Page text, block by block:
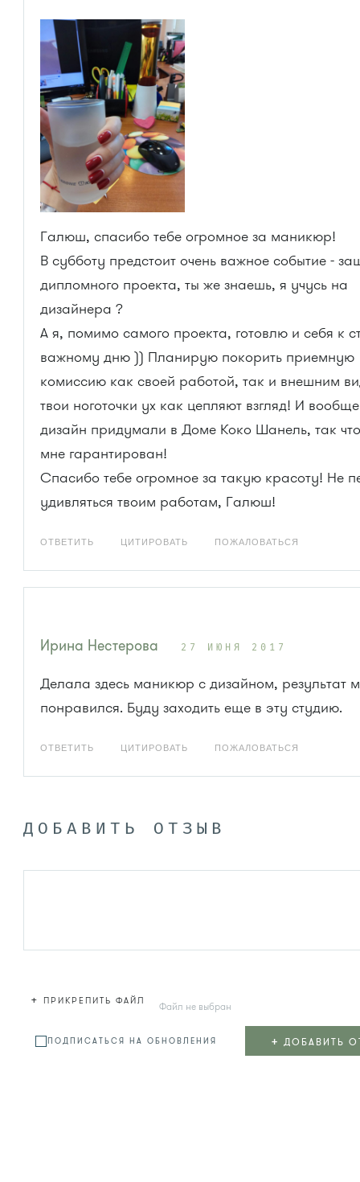
Галюш, спасибо тебе огромное за маникюр!
В субботу предстоит очень важное событие -
дипломного проекта, ты же знаешь, я учусь на
дизайнера ?
А я, помимо самого проекта, готовлю и себя к
важному дню )) Планирую покорить приемную
комиссию как своей работой, так и внешним
твои ноготочки ух как цепляют взгляд! И
дизайн придумали в Доме Коко Шанель, так
мне гарантирован!
Спасибо тебе огромное за такую красоту! Не
удивляться твоим работам, Галюш!
ОТВЕТИТЬ ЦИТИРОВАТЬ ПОЖАЛОВАТЬСЯ
Ирина Нестерова 27 ИЮНЯ 2017
Делала здесь маникюр с дизайном, результат
понравился. Буду заходить еще в эту студию.
ОТВЕТИТЬ ЦИТИРОВАТЬ ПОЖАЛОВАТЬСЯ
ДОБАВИТЬ ОТЗЫВ
+ ПРИКРЕПИТЬ ФАЙЛ Файл не выбран
ПОДПИСАТЬСЯ НА ОБНОВЛЕНИЯ + ДОБАВИТЬ